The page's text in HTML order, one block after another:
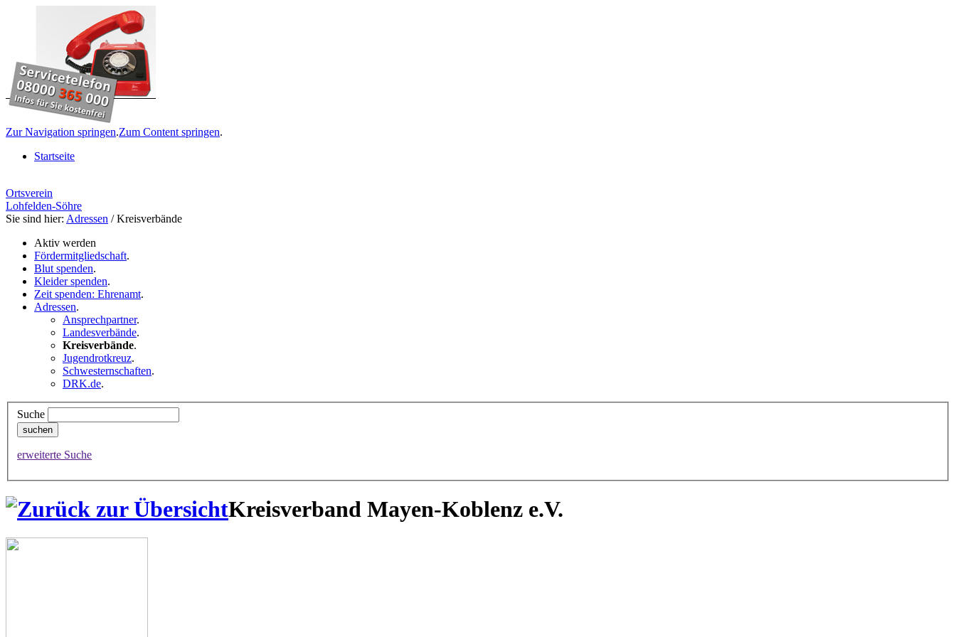
Zur Navigation springen.Zum Content springen.
Startseite
Ortsverein
Lohfelden-Söhre
Sie sind hier: Adressen / Kreisverbände
Aktiv werden
Fördermitgliedschaft.
Blut spenden.
Kleider spenden.
Zeit spenden: Ehrenamt.
Adressen.
Ansprechpartner.
Landesverbände.
Kreisverbände.
Jugendrotkreuz.
Schwesternschaften.
DRK.de.
Suche
erweiterte Suche
Kreisverband Mayen-Koblenz e.V.